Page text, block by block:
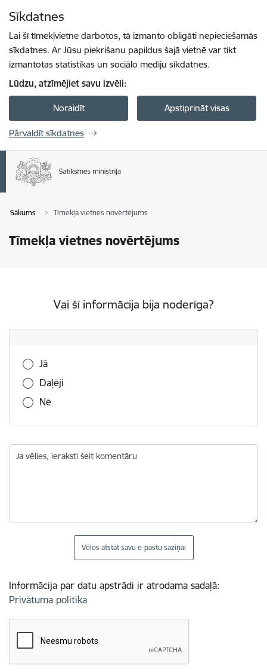
Sīkdatnes
Lai šī tīmekļvietne darbotos, tā izmanto obligāti nepieciešamās
sīkdatnes. Ar Jūsu piekrišanu papildus šajā vietnē var tikt
izmantotas statistikas un sociālo mediju sīkdatnes.
Lūdzu, atzīmējiet savu izvēli:
Noraidīt Apstiprināt visas
Pārvaldīt sīkdatnes
Sākums Tīmekļa vietnes novērtējums
Tīmekļa vietnes novērtējums
Vai šī informācija bija noderīga?
Vai šī informācija bija noderīga?
Jā
Daļēji
Nē
Ja vēlies, ieraksti šeit komentāru
Vēlos atstāt savu e-pastu saziņai
Informācija par datu apstrādi ir atrodama sadaļā:
Privātuma politika